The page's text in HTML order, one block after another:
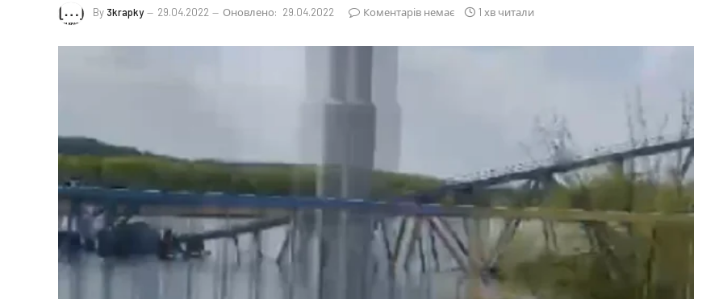
By 3krapky 29.04.2022 Оновлено: 29.04.2022 Коментарів немає 1 хв читали